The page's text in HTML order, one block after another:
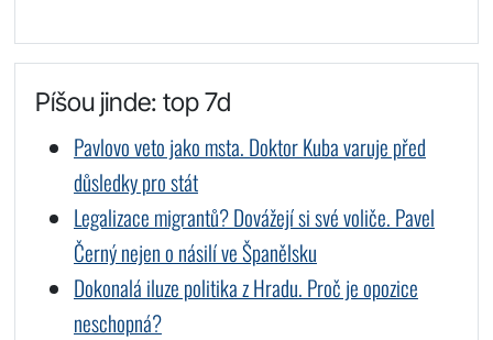
Píšou jinde: top 7d
Pavlovo veto jako msta. Doktor Kuba varuje před
důsledky pro stát
Legalizace migrantů? Dovážejí si své voliče. Pavel
Černý nejen o násilí ve Španělsku
Dokonalá iluze politika z Hradu. Proč je opozice
neschopná?